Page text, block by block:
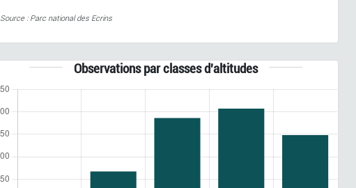
Source : Parc national des Ecrins
Observations par classes d'altitudes